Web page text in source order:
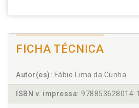
FICHA TÉCNICA
Autor(es): Fábio Lima da Cunha
ISBN v. impressa: 978853628014-1